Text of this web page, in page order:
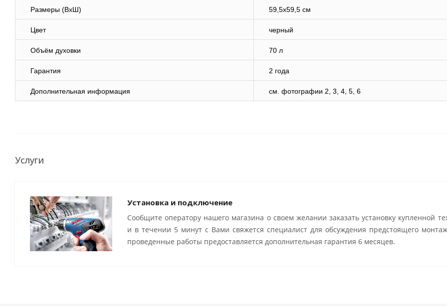
Размеры (ВхШ) 59,5х59,5 см
Цвет черный
Объём духовки 70 л
Гарантия 2 года
Дополнительная информация cм. фотографии 2, 3, 4, 5, 6
Услуги
Установка и подключение
Сообщите оператору нашего магазина о своем желании заказать установку купленной
и в течении 5 минут с Вами свяжется специалист для обсуждения предстоящего
проведенные работы предоставляется дополнительная гарантия 6 месяцев.